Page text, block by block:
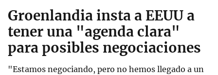
Groenlandia insta a EEUU a
tener una "agenda clara"
para posibles negociaciones
"Estamos negociando, pero no hemos llegado a un